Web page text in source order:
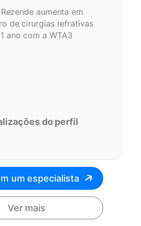
aumenta em
de cirurgias refrativas
ano com a WTA3
do perfil
um especialista
Ver mais